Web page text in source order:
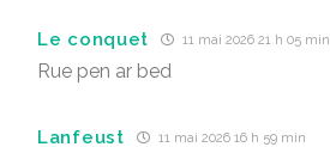
Le conquet 11 mai 2026 21 h 05 min
Rue pen ar bed
Lanfeust 11 mai 2026 16 h 59 min